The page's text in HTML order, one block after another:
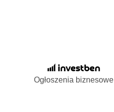
Ogłoszenia biznesowe